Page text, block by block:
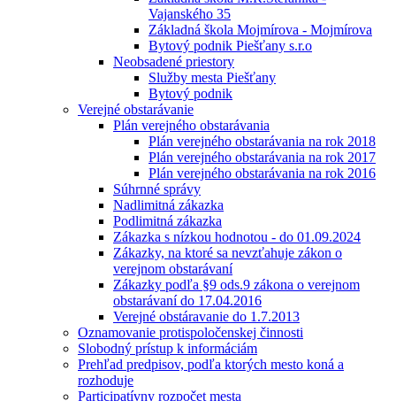
Vajanského 35
Základná škola Mojmírova - Mojmírova
Bytový podnik Piešťany s.r.o
Neobsadené priestory
Služby mesta Piešťany
Bytový podnik
Verejné obstarávanie
Plán verejného obstarávania
Plán verejného obstarávania na rok 2018
Plán verejného obstarávania na rok 2017
Plán verejného obstarávania na rok 2016
Súhrnné správy
Nadlimitná zákazka
Podlimitná zákazka
Zákazka s nízkou hodnotou - do 01.09.2024
Zákazky, na ktoré sa nevzťahuje zákon o
verejnom obstarávaní
Zákazky podľa §9 ods.9 zákona o verejnom
obstarávaní do 17.04.2016
Verejné obstáravanie do 1.7.2013
Oznamovanie protispoločenskej činnosti
Slobodný prístup k informáciám
Prehľad predpisov, podľa ktorých mesto koná a
rozhoduje
Participatívny rozpočet mesta